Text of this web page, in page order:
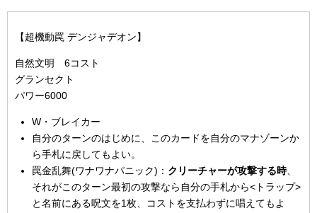
【超機動罠 デンジャデオン】
自然文明 6コスト
グランセクト
パワー6000
W・ブレイカー
自分のターンのはじめに、このカードを自分のマナゾーンか
ら手札に戻してもよい。
罠金乱舞(ワナワナパニック)： クリーチャーが攻撃する時、
それがこのターン最初の攻撃なら自分の手札から<トラップ>
と名前にある呪文を1枚、コストを支払わずに唱えてもよ